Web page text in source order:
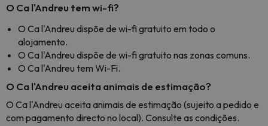
O Ca l'Andreu tem wi-fi?
O Ca l'Andreu dispõe de wi-fi gratuito em todo o
alojamento.
O Ca l'Andreu dispõe de wi-fi gratuito nas zonas comuns.
O Ca l'Andreu tem Wi-Fi.
O Ca l'Andreu aceita animais de estimação?
O Ca l'Andreu aceita animais de estimação (sujeito a pedido e
com pagamento directo no local). Consulte as condições.